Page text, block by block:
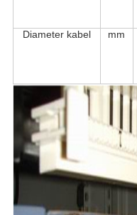
Diameter kabel mm